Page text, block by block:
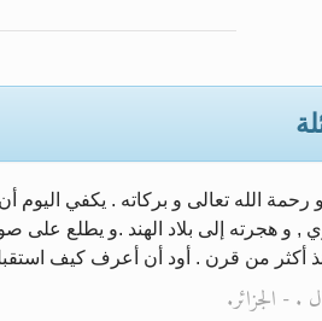
تعميم هامّ لأفراد الجماعة >>
إعلان هامّ بخصوص الرسائل
للانتقال إلى كافة الردود على
اقرأ هذا الكتاب وتعرّف على
عرض مصوَّر لأقوال المستشرقين
الحجّ.. دلالات، حِكم، وأهداف >>
, و هجرته إلى بلاد الهند .و يطلع على
أكثر من قرن . أود أن أعرف كيف
. - الجزائر.